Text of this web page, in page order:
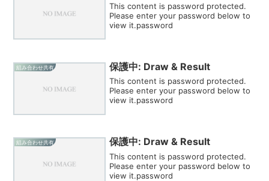
This content is password protected.
Please enter your password below to
view it.password
組み合わせ共有 保護中: Draw & Result
This content is password protected.
Please enter your password below to
view it.password
組み合わせ共有 保護中: Draw & Result
This content is password protected.
Please enter your password below to
view it.password